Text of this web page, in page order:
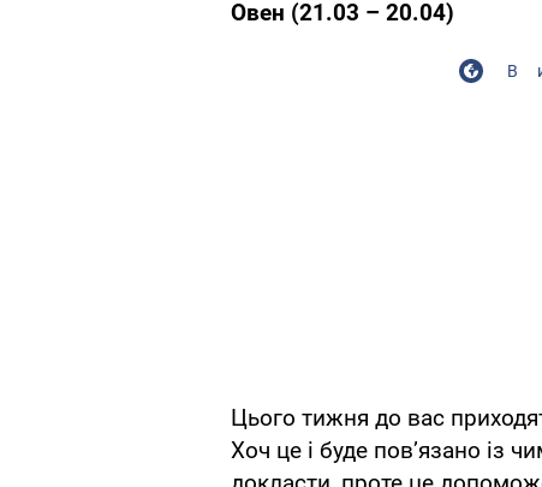
Овен (21.03 – 20.04)
Цього тижня до вас
Хоч це і буде пов’язано із